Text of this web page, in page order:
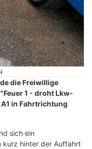
die Freiwillige
1 - droht Lkw-
in Fahrtrichtung
sich ein
kurz hinter der Auffahrt